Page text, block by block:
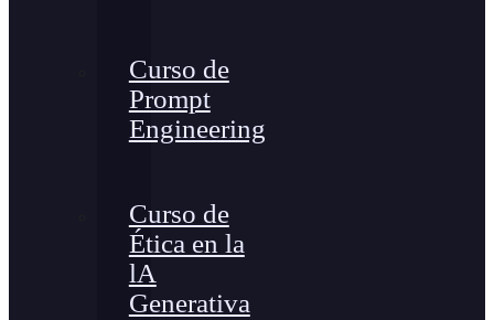
Curso de
Prompt
Engineering
Curso de
Ética en la
lA
Generativa